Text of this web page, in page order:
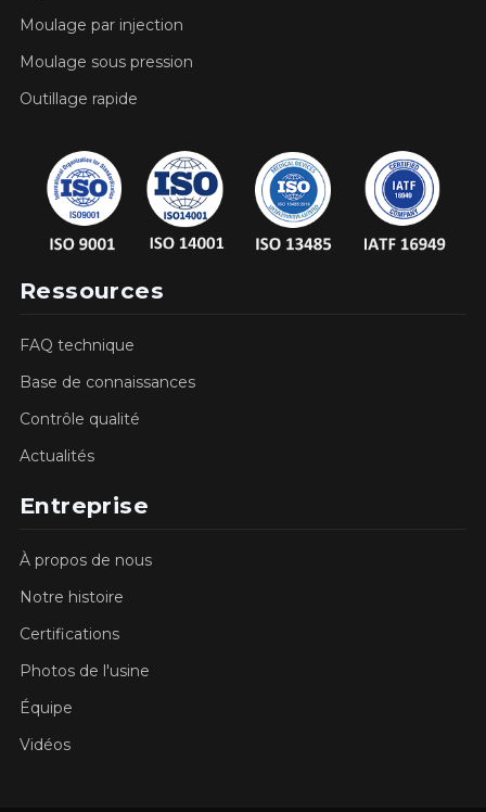
Moulage par injection
Moulage sous pression
Outillage rapide
Ressources
FAQ technique
Base de connaissances
Contrôle qualité
Actualités
Entreprise
À propos de nous
Notre histoire
Certifications
Photos de l'usine
Équipe
Vidéos